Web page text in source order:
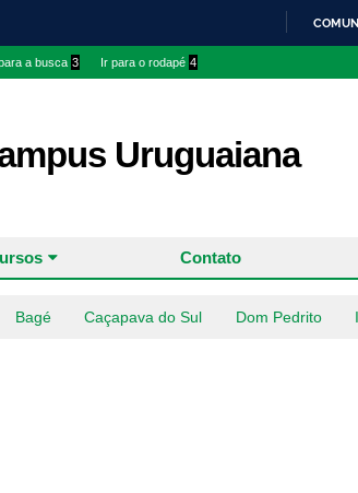
a busca 3 Ir para o rodapé 4
Uruguaiana
Contato
Bagé Caçapava do Sul Dom Pedrito